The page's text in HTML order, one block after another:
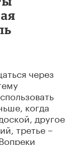
через
когда
другое
третье –